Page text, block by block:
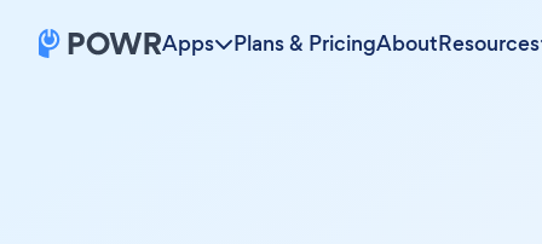
Apps Plans & PricingAboutResources